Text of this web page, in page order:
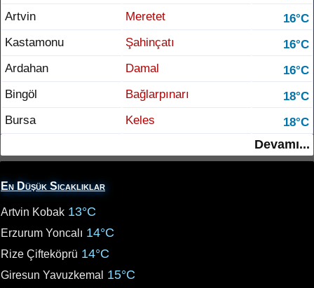
Artvin
Meretet
16°C
Kastamonu
Şahinçatı
16°C
Ardahan
Damal
16°C
Bingöl
Bağlarpınarı
18°C
Bursa
Keles 18°C
Devamı...
En Düşük Sıcaklıklar
Artvin Kobak 13°C
Erzurum Yoncalı 14°C
Rize Çifteköprü 14°C
Giresun Yavuzkemal 15°C